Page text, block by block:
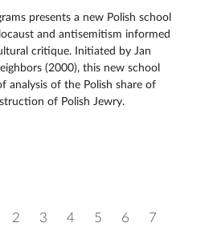
presents a new Polish school
and antisemitism informed
critique. Initiated by Jan
(2000), this new school
analysis of the Polish share of
of Polish Jewry.
2 3 4 5 6
7